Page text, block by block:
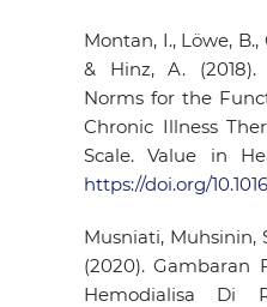
Montan, I., Löwe,
& Hinz, A. (2018).
Norms for the
Chronic Illness
Scale. Value in
https://doi.org/
Musniati, Muhsinin,
(2020). Gambaran
Hemodialisa Di